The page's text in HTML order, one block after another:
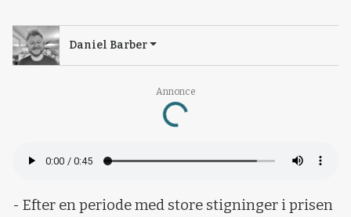
Annonce
Loading...
Daniel Barber
- Efter en periode med store stigninger i prisen